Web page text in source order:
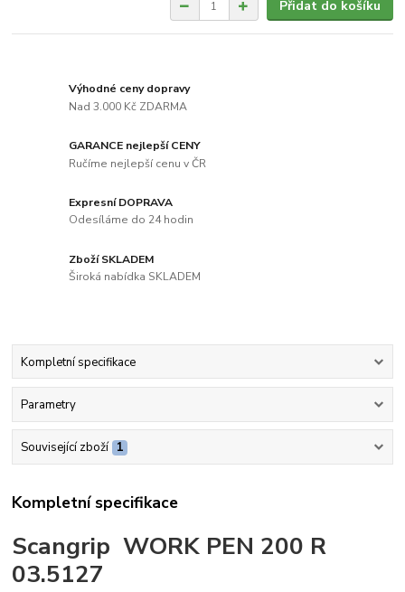
Přidat do košíku
Výhodné ceny dopravy
Nad 3.000 Kč ZDARMA
GARANCE nejlepší CENY
Ručíme nejlepší cenu v ČR
Expresní DOPRAVA
Odesíláme do 24 hodin
Zboží SKLADEM
Široká nabídka SKLADEM
Kompletní specifikace
Parametry
Související zboží 1
Kompletní specifikace
Scangrip WORK PEN 200 R
03.5127